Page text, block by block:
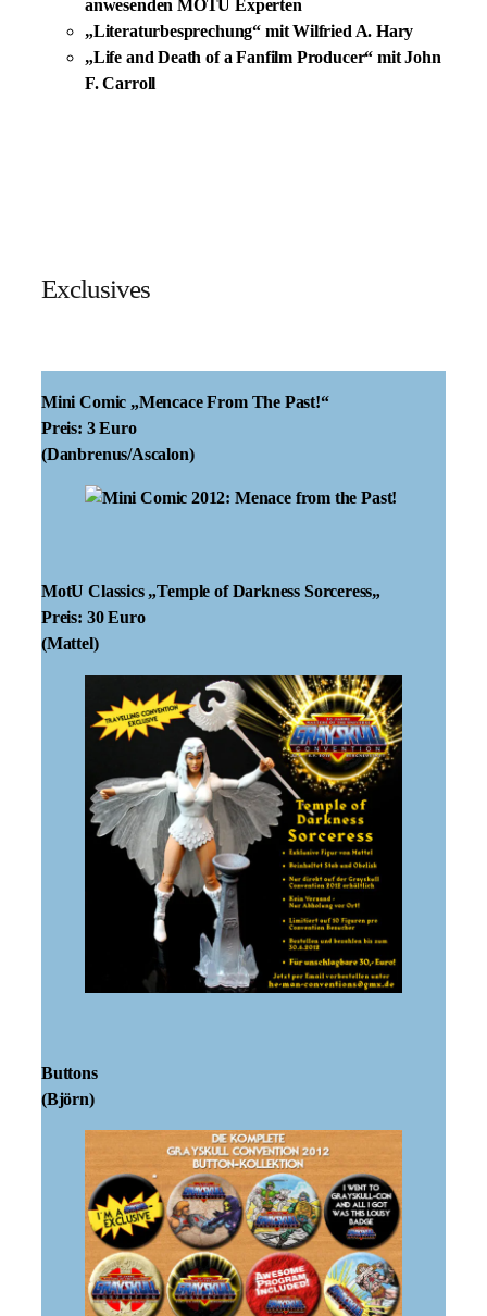
anwesenden MOTU Experten
„Literaturbesprechung“ mit Wilfried A. Hary
„Life and Death of a Fanfilm Producer“ mit John
F. Carroll
Exclusives
Mini Comic „Mencace From The Past!“
Preis: 3 Euro
(Danbrenus/Ascalon)
MotU Classics „Temple of Darkness Sorceress„
Preis: 30 Euro
(Mattel)
Buttons
(Björn)